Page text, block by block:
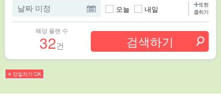
오늘 내일
또한
좁히기
해당 플랜 수
32건
✕ 당일치기 OK